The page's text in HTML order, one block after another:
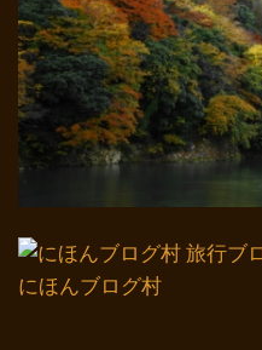
にほんブログ村